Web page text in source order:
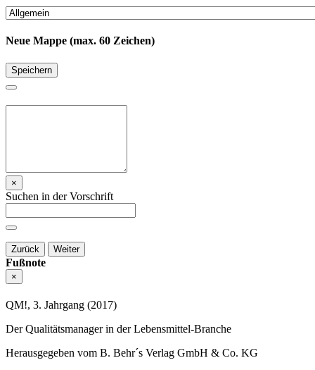
Neue Mappe (max. 60 Zeichen)
Speichern
×
Suchen in der Vorschrift
Zurück Weiter
Fußnote
×
QM!, 3. Jahrgang (2017)
Der Qualitätsmanager in der Lebensmittel-Branche
Herausgegeben vom B. Behr´s Verlag GmbH & Co. KG